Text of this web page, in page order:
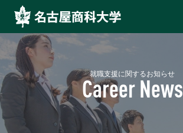
就職支援に関するお知らせ
Career News